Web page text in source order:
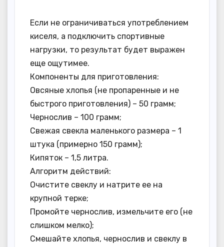
Если не ограничиваться употреблением
киселя, а подключить спортивные
нагрузки, то результат будет выражен
еще ощутимее.
Компоненты для приготовления:
Овсяные хлопья (не пропаренные и не
быстрого приготовления) – 50 грамм;
Чернослив – 100 грамм;
Свежая свекла маленького размера – 1
штука (примерно 150 грамм);
Кипяток – 1,5 литра.
Алгоритм действий:
Очистите свеклу и натрите ее на
крупной терке;
Промойте чернослив, измельчите его (не
слишком мелко);
Смешайте хлопья, чернослив и свеклу в